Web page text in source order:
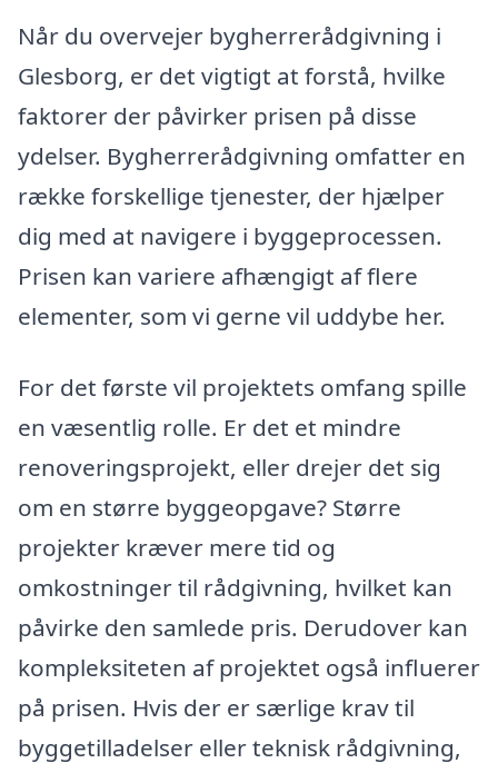
Når du overvejer bygherrerådgivning i
Glesborg, er det vigtigt at forstå, hvilke
faktorer der påvirker prisen på disse
ydelser. Bygherrerådgivning omfatter en
række forskellige tjenester, der hjælper
dig med at navigere i byggeprocessen.
Prisen kan variere afhængigt af flere
elementer, som vi gerne vil uddybe her.
For det første vil projektets omfang spille
en væsentlig rolle. Er det et mindre
renoveringsprojekt, eller drejer det sig
om en større byggeopgave? Større
projekter kræver mere tid og
omkostninger til rådgivning, hvilket kan
påvirke den samlede pris. Derudover kan
kompleksiteten af projektet også influerer
på prisen. Hvis der er særlige krav til
byggetilladelser eller teknisk rådgivning,